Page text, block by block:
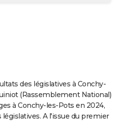
des législatives à Conchy-
(Rassemblement National)
à Conchy-les-Pots en 2024,
A l'issue du premier